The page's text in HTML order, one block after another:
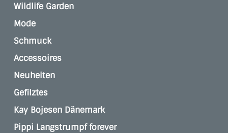
Wildlife Garden
Mode
Schmuck
Accessoires
Neuheiten
Gefilztes
Kay Bojesen Dänemark
Pippi Langstrumpf forever